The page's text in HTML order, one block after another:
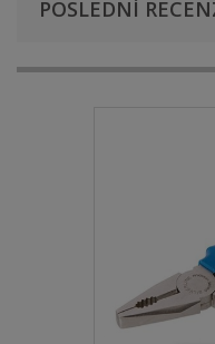
POSLEDNÍ